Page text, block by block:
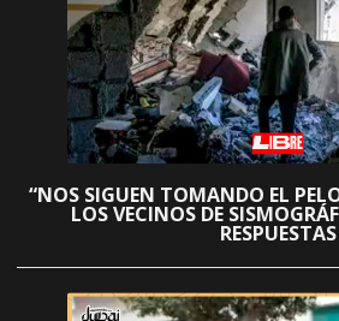
“NOS SIGUEN TOMANDO EL
LOS VECINOS DE
RESPUESTAS